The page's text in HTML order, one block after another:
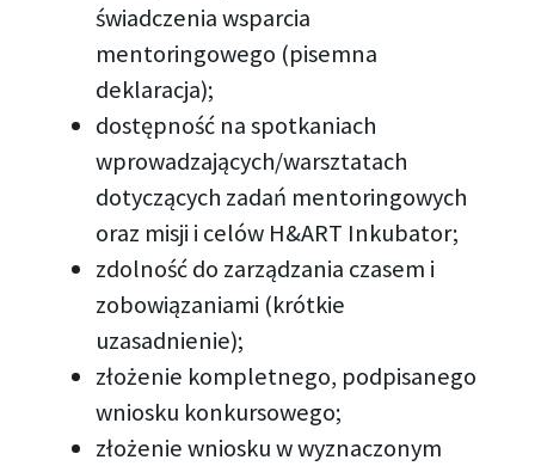
świadczenia wsparcia
mentoringowego (pisemna
deklaracja);
dostępność na spotkaniach
wprowadzających/warsztatach
dotyczących zadań mentoringowych
oraz misji i celów H&ART Inkubator;
zdolność do zarządzania czasem i
zobowiązaniami (krótkie
uzasadnienie);
złożenie kompletnego, podpisanego
wniosku konkursowego;
złożenie wniosku w wyznaczonym